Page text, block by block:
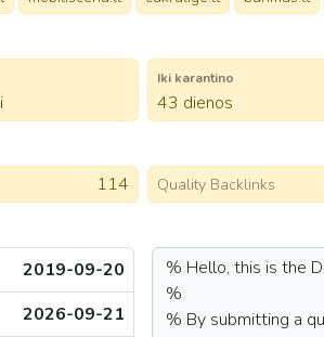
Iki karantino
43 dienos
114 Quality Backlinks
2019-09-20
2026-09-21